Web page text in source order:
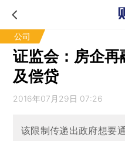
公司
证监会：房企
及偿贷
2016年07月29日 07:26
该限制传递出政府想要